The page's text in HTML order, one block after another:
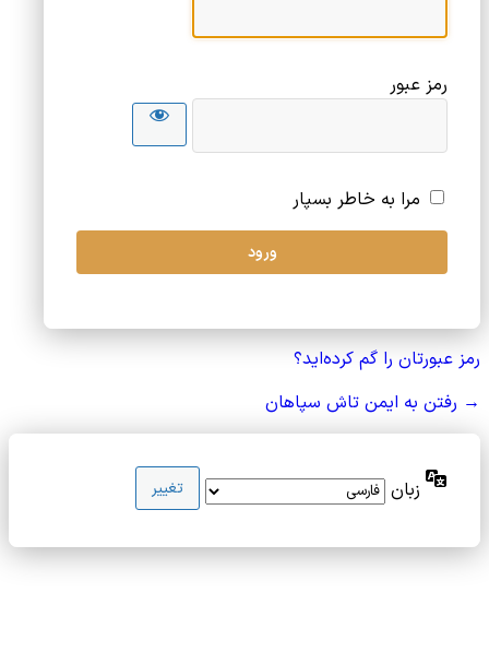
رمز عبور
مرا به خاطر بسپار
رمز عبورتان را گم کرده‌اید؟
→ رفتن به ایمن تاش سپاهان
زبان